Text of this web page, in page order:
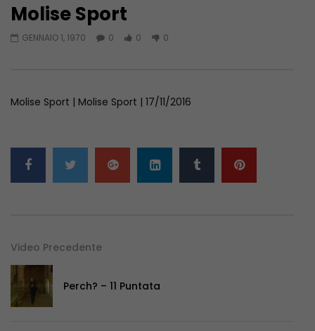
Molise Sport
GENNAIO 1, 1970 0 0 0
Molise Sport | Molise Sport | 17/11/2016
Video Precedente
Perch? – 11 Puntata